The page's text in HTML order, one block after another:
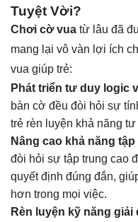
Tuyệt Vời?
Chơi cờ vua từ lâu đã
mang lại vô vàn lợi ích
vua giúp trẻ:
Phát triển tư duy logic
bàn cờ đều đòi hỏi sự
trẻ rèn luyện khả năng
Nâng cao khả năng
đòi hỏi sự tập trung cao
quyết định đúng đắn,
hơn trong mọi việc.
Rèn luyện kỹ năng giải